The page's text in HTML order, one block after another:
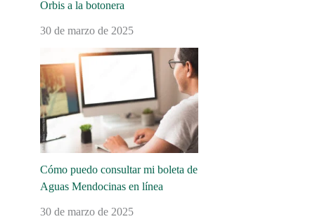
Orbis a la botonera
30 de marzo de 2025
Cómo puedo consultar mi boleta de
Aguas Mendocinas en línea
30 de marzo de 2025